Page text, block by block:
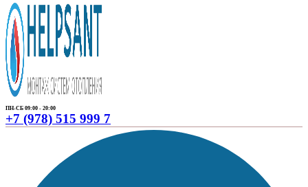
ПН-СБ 09:00 - 20:00
+7 (978) 515 999 7